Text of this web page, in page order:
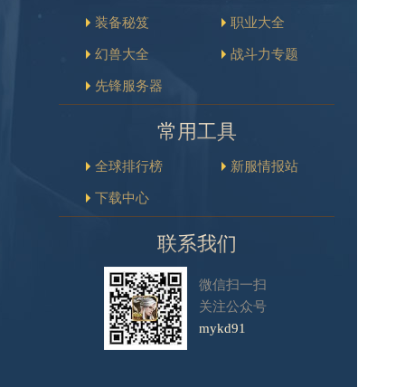
装备秘笈 职业大全
幻兽大全 战斗力专题
先锋服务器
常用工具
全球排行榜 新服情报站
下载中心
联系我们
微信扫一扫
关注公众号
mykd91